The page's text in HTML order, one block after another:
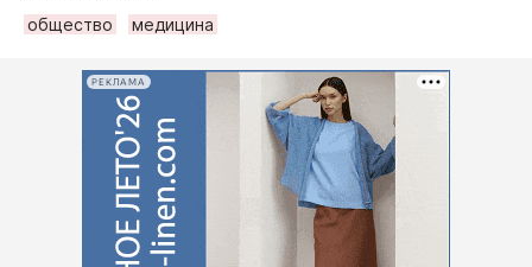
общество
медицина
РЕКЛАМА